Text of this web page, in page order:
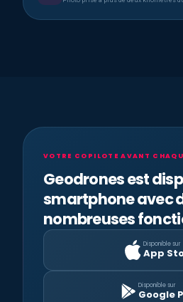
VOTRE COPILOTE AVANT
Geodrones est
smartphone avec
nombreuses
Disponible sur
App
Disponible sur
Google